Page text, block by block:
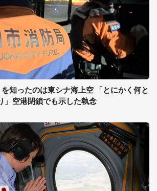
知ったのは東シナ海上空 「とにかく何と
」空港閉鎖でも示した執念